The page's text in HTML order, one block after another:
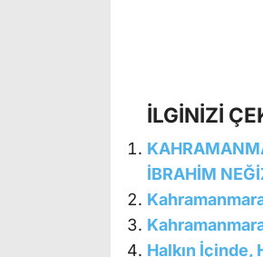
İLGİNİZİ
İBRAHİM
Halkın İçinde,